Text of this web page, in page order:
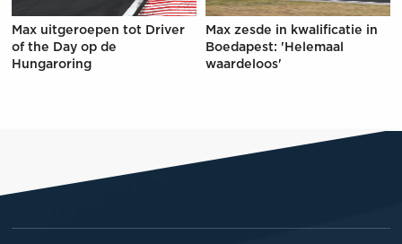
Max uitgeroepen tot Driver
of the Day op de
Hungaroring
Max zesde in kwalificatie in
Boedapest: 'Helemaal
waardeloos'